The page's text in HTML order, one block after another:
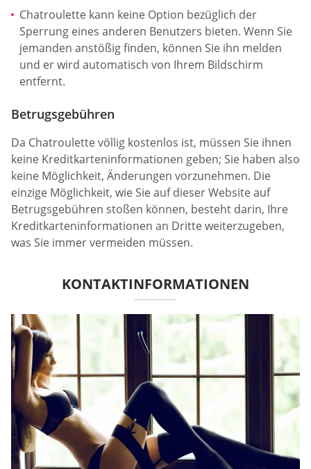
Chatroulette kann keine Option bezüglich der
Sperrung eines anderen Benutzers bieten. Wenn Sie
jemanden anstößig finden, können Sie ihn melden
und er wird automatisch von Ihrem Bildschirm
entfernt.
Betrugsgebühren
Da Chatroulette völlig kostenlos ist, müssen Sie ihnen
keine Kreditkarteninformationen geben; Sie haben also
keine Möglichkeit, Änderungen vorzunehmen. Die
einzige Möglichkeit, wie Sie auf dieser Website auf
Betrugsgebühren stoßen können, besteht darin, Ihre
Kreditkarteninformationen an Dritte weiterzugeben,
was Sie immer vermeiden müssen.
KONTAKTINFORMATIONEN